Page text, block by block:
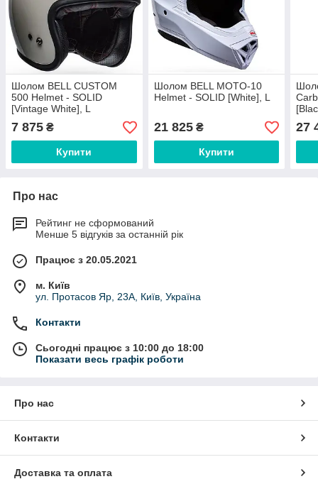
Шолом BELL CUSTOM
500 Helmet - SOLID
[Vintage White], L
7 875 ₴
Купити
Шолом BELL MOTO-10
Helmet - SOLID [White], L
21 825₴
Купити
27
Про нас
Рейтинг не сформований
Менше 5 відгуків за останній рік
Працює з 20.05.2021
м. Київ
ул. Протасов Яр, 23А, Київ, Україна
Контакти
Сьогодні працює з 10:00 до 18:00
Показати весь графік роботи
Про нас
Контакти
Доставка та оплата